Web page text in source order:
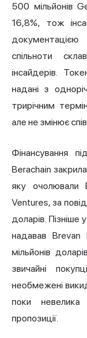
500 мільйонів
16,8%, тож
документацією
спільноти
інсайдерів.
надані з
трирічним
але не змінює
Фінансування
Berachain
яку очолювали
Ventures, за
доларів. Пізніше
надавав Brevan
мільйонів
звичайні
необмежені
поки
пропозиції.